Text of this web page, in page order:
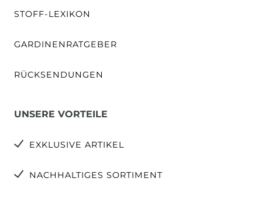
STOFF-LEXIKON
GARDINENRATGEBER
RÜCKSENDUNGEN
UNSERE VORTEILE
EXKLUSIVE ARTIKEL
NACHHALTIGES SORTIMENT